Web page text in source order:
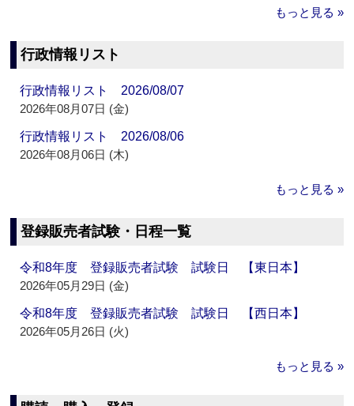
もっと見る »
行政情報リスト
行政情報リスト 2026/08/07
2026年08月07日 (金)
行政情報リスト 2026/08/06
2026年08月06日 (木)
もっと見る »
登録販売者試験・日程一覧
令和8年度 登録販売者試験 試験日 【東日本】
2026年05月29日 (金)
令和8年度 登録販売者試験 試験日 【西日本】
2026年05月26日 (火)
もっと見る »